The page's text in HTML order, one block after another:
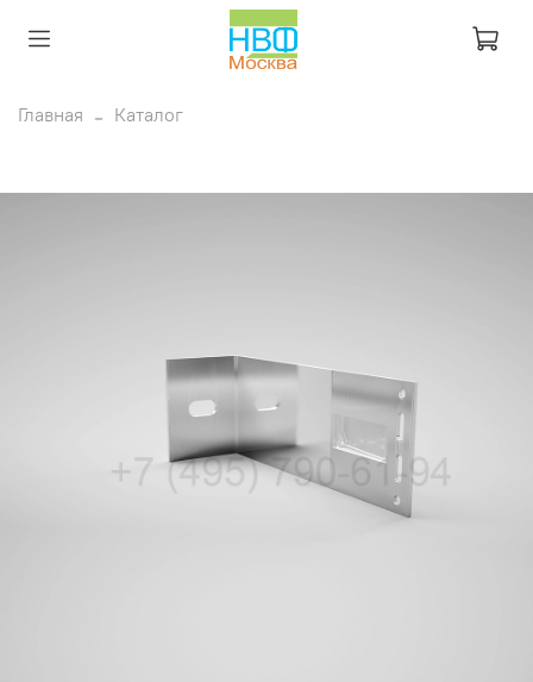
Главная Каталог